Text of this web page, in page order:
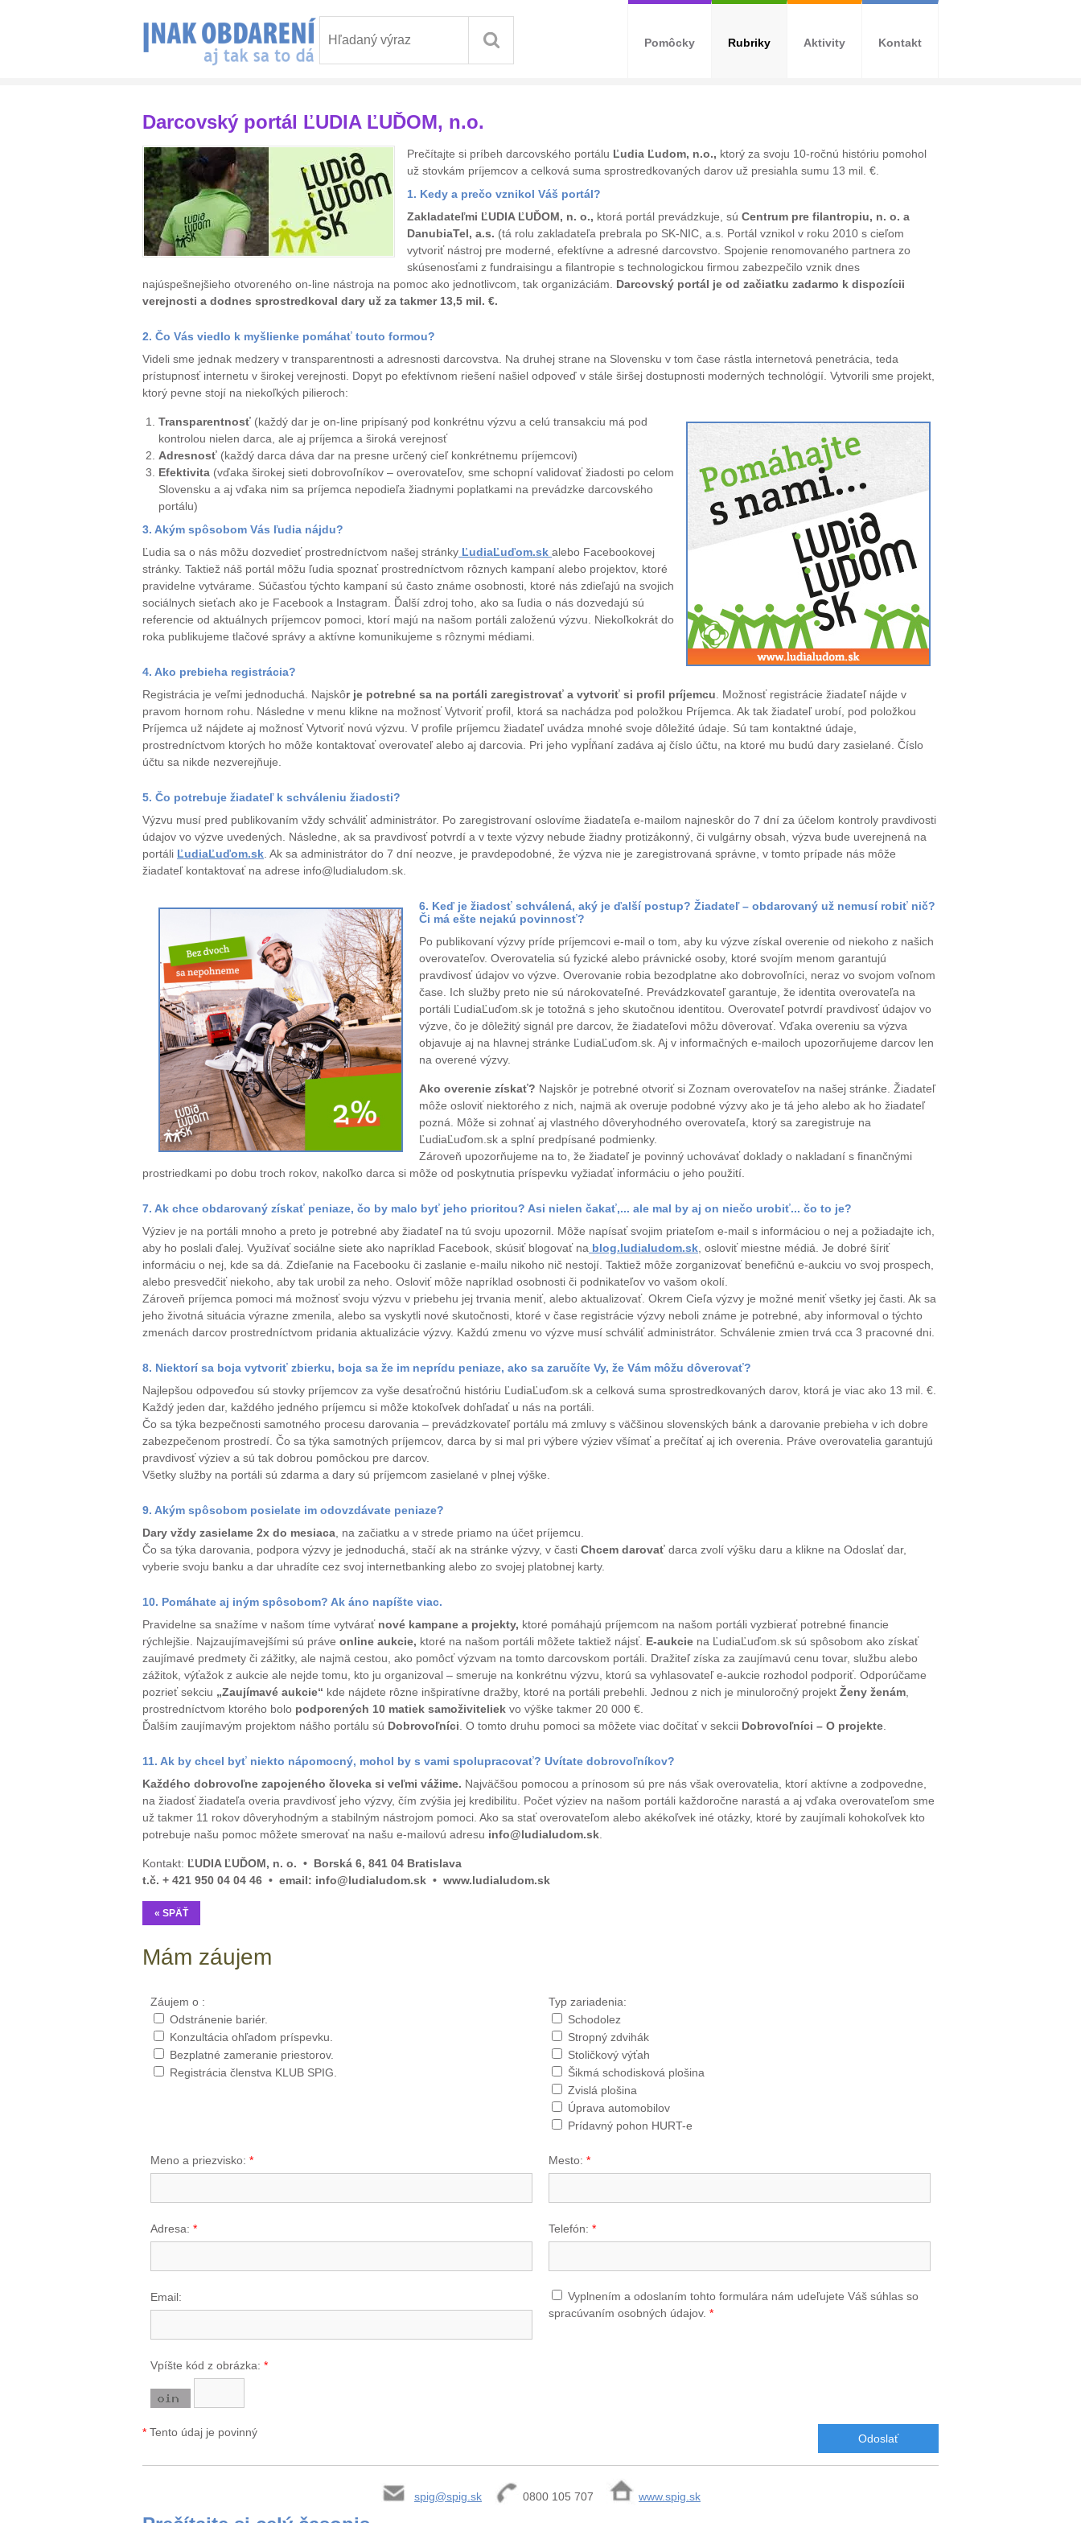
Darcovský portál ĽUDIA ĽUĎOM, n.o.
Prečítajte si príbeh darcovského portálu Ľudia Ľudom, n.o., ktorý za svoju 10-ročnú históriu pomohol
už stovkám príjemcov a celková suma sprostredkovaných darov už presiahla sumu 13 mil. €.
1. Kedy a prečo vznikol Váš portál?
Zakladateľmi ĽUDIA ĽUĎOM, n. o., ktorá portál prevádzkuje, sú Centrum pre filantropiu, n. o. a
DanubiaTel, a.s. (tá rolu zakladateľa prebrala po SK-NIC, a.s. Portál vznikol v roku 2010 s cieľom
vytvoriť nástroj pre moderné, efektívne a adresné darcovstvo. Spojenie renomovaného partnera zo
skúsenosťami z fundraisingu a filantropie s technologickou firmou zabezpečilo vznik dnes
najúspešnejšieho otvoreného on-line nástroja na pomoc ako jednotlivcom, tak organizáciám. Darcovský portál je od začiatku zadarmo k dispozícii
verejnosti a dodnes sprostredkoval dary už za takmer 13,5 mil. €.
2. Čo Vás viedlo k myšlienke pomáhať touto formou?
Videli sme jednak medzery v transparentnosti a adresnosti darcovstva. Na druhej strane na Slovensku v tom čase rástla internetová penetrácia, teda
prístupnosť internetu v širokej verejnosti. Dopyt po efektívnom riešení našiel odpoveď v stále širšej dostupnosti moderných technológií. Vytvorili sme projekt,
ktorý pevne stojí na niekoľkých pilieroch:
Transparentnosť (každý dar je on-line pripísaný pod konkrétnu výzvu a celú transakciu má pod
kontrolou nielen darca, ale aj príjemca a široká verejnosť
Adresnosť (každý darca dáva dar na presne určený cieľ konkrétnemu príjemcovi)
Efektivita (vďaka širokej sieti dobrovoľníkov – overovateľov, sme schopní validovať žiadosti po celom
Slovensku a aj vďaka nim sa príjemca nepodieľa žiadnymi poplatkami na prevádzke darcovského
portálu)
3. Akým spôsobom Vás ľudia nájdu?
Ľudia sa o nás môžu dozvedieť prostredníctvom našej stránky ĽudiaĽuďom.sk alebo Facebookovej
stránky. Taktiež náš portál môžu ľudia spoznať prostredníctvom rôznych kampaní alebo projektov, ktoré
pravidelne vytvárame. Súčasťou týchto kampaní sú často známe osobnosti, ktoré nás zdieľajú na svojich
sociálnych sieťach ako je Facebook a Instagram. Ďalší zdroj toho, ako sa ľudia o nás dozvedajú sú
referencie od aktuálnych príjemcov pomoci, ktorí majú na našom portáli založenú výzvu. Niekoľkokrát do
roka publikujeme tlačové správy a aktívne komunikujeme s rôznymi médiami.
4. Ako prebieha registrácia?
Registrácia je veľmi jednoduchá. Najskôr je potrebné sa na portáli zaregistrovať a vytvoriť si profil príjemcu . Možnosť registrácie žiadateľ nájde v
pravom hornom rohu. Následne v menu klikne na možnosť Vytvoriť profil, ktorá sa nachádza pod položkou Príjemca. Ak tak žiadateľ urobí, pod položkou
Príjemca už nájdete aj možnosť Vytvoriť novú výzvu. V profile príjemcu žiadateľ uvádza mnohé svoje dôležité údaje. Sú tam kontaktné údaje,
prostredníctvom ktorých ho môže kontaktovať overovateľ alebo aj darcovia. Pri jeho vypĺňaní zadáva aj číslo účtu, na ktoré mu budú dary zasielané. Číslo
účtu sa nikde nezverejňuje.
5. Čo potrebuje žiadateľ k schváleniu žiadosti?
Výzvu musí pred publikovaním vždy schváliť administrátor. Po zaregistrovaní oslovíme žiadateľa e-mailom najneskôr do 7 dní za účelom kontroly pravdivosti
údajov vo výzve uvedených. Následne, ak sa pravdivosť potvrdí a v texte výzvy nebude žiadny protizákonný, či vulgárny obsah, výzva bude uverejnená na
portáli ĽudiaĽuďom.sk . Ak sa administrátor do 7 dní neozve, je pravdepodobné, že výzva nie je zaregistrovaná správne, v tomto prípade nás môže
žiadateľ kontaktovať na adrese info@ludialudom.sk.
6. Keď je žiadosť schválená, aký je ďalší postup? Žiadateľ – obdarovaný už nemusí robiť nič?
Či má ešte nejakú povinnosť?
Po publikovaní výzvy príde príjemcovi e-mail o tom, aby ku výzve získal overenie od niekoho z našich
overovateľov. Overovatelia sú fyzické alebo právnické osoby, ktoré svojím menom garantujú
pravdivosť údajov vo výzve. Overovanie robia bezodplatne ako dobrovoľníci, neraz vo svojom voľnom
čase. Ich služby preto nie sú nárokovateľné. Prevádzkovateľ garantuje, že identita overovateľa na
portáli ĽudiaĽuďom.sk je totožná s jeho skutočnou identitou. Overovateľ potvrdí pravdivosť údajov vo
výzve, čo je dôležitý signál pre darcov, že žiadateľovi môžu dôverovať. Vďaka overeniu sa výzva
objavuje aj na hlavnej stránke ĽudiaĽuďom.sk. Aj v informačných e-mailoch upozorňujeme darcov len
na overené výzvy.
Ako overenie získať? Najskôr je potrebné otvoriť si Zoznam overovateľov na našej stránke. Žiadateľ
môže osloviť niektorého z nich, najmä ak overuje podobné výzvy ako je tá jeho alebo ak ho žiadateľ
pozná. Môže si zohnať aj vlastného dôveryhodného overovateľa, ktorý sa zaregistruje na
ĽudiaĽuďom.sk a splní predpísané podmienky.
Zároveň upozorňujeme na to, že žiadateľ je povinný uchovávať doklady o nakladaní s finančnými
prostriedkami po dobu troch rokov, nakoľko darca si môže od poskytnutia príspevku vyžiadať informáciu o jeho použití.
7. Ak chce obdarovaný získať peniaze, čo by malo byť jeho prioritou? Asi nielen čakať,... ale mal by aj on niečo urobiť... čo to je?
Výziev je na portáli mnoho a preto je potrebné aby žiadateľ na tú svoju upozornil. Môže napísať svojim priateľom e-mail s informáciou o nej a požiadajte ich,
aby ho poslali ďalej. Využívať sociálne siete ako napríklad Facebook, skúsiť blogovať na blog.ludialudom.sk , osloviť miestne médiá. Je dobré šíriť
informáciu o nej, kde sa dá. Zdieľanie na Facebooku či zaslanie e-mailu nikoho nič nestojí. Taktiež môže zorganizovať benefičnú e-aukciu vo svoj prospech,
alebo presvedčiť niekoho, aby tak urobil za neho. Osloviť môže napríklad osobnosti či podnikateľov vo vašom okolí.
Zároveň príjemca pomoci má možnosť svoju výzvu v priebehu jej trvania meniť, alebo aktualizovať. Okrem Cieľa výzvy je možné meniť všetky jej časti. Ak sa
jeho životná situácia výrazne zmenila, alebo sa vyskytli nové skutočnosti, ktoré v čase registrácie výzvy neboli známe je potrebné, aby informoval o týchto
zmenách darcov prostredníctvom pridania aktualizácie výzvy. Každú zmenu vo výzve musí schváliť administrátor. Schválenie zmien trvá cca 3 pracovné dni.
8. Niektorí sa boja vytvoriť zbierku, boja sa že im neprídu peniaze, ako sa zaručíte Vy, že Vám môžu dôverovať?
Najlepšou odpoveďou sú stovky príjemcov za vyše desaťročnú históriu ĽudiaĽuďom.sk a celková suma sprostredkovaných darov, ktorá je viac ako 13 mil. €.
Každý jeden dar, každého jedného príjemcu si môže ktokoľvek dohľadať u nás na portáli.
Čo sa týka bezpečnosti samotného procesu darovania – prevádzkovateľ portálu má zmluvy s väčšinou slovenských bánk a darovanie prebieha v ich dobre
zabezpečenom prostredí. Čo sa týka samotných príjemcov, darca by si mal pri výbere výziev všímať a prečítať aj ich overenia. Práve overovatelia garantujú
pravdivosť výziev a sú tak dobrou pomôckou pre darcov.
Všetky služby na portáli sú zdarma a dary sú príjemcom zasielané v plnej výške.
9. Akým spôsobom posielate im odovzdávate peniaze?
Dary vždy zasielame 2x do mesiaca , na začiatku a v strede priamo na účet príjemcu.
Čo sa týka darovania, podpora výzvy je jednoduchá, stačí ak na stránke výzvy, v časti Chcem darovať darca zvolí výšku daru a klikne na Odoslať dar,
vyberie svoju banku a dar uhradíte cez svoj internetbanking alebo zo svojej platobnej karty.
10. Pomáhate aj iným spôsobom? Ak áno napíšte viac.
Pravidelne sa snažíme v našom tíme vytvárať nové kampane a projekty, ktoré pomáhajú príjemcom na našom portáli vyzbierať potrebné financie
rýchlejšie. Najzaujímavejšími sú práve online aukcie, ktoré na našom portáli môžete taktiež nájsť. E-aukcie na ĽudiaĽuďom.sk sú spôsobom ako získať
zaujímavé predmety či zážitky, ale najmä cestou, ako pomôcť výzvam na tomto darcovskom portáli. Dražiteľ získa za zaujímavú cenu tovar, službu alebo
zážitok, výťažok z aukcie ale nejde tomu, kto ju organizoval – smeruje na konkrétnu výzvu, ktorú sa vyhlasovateľ e-aukcie rozhodol podporiť. Odporúčame
pozrieť sekciu „Zaujímavé aukcie“ kde nájdete rôzne inšpiratívne dražby, ktoré na portáli prebehli. Jednou z nich je minuloročný projekt Ženy ženám
prostredníctvom ktorého bolo podporených 10 matiek samoživiteliek vo výške takmer 20 000 €.
Ďalším zaujímavým projektom nášho portálu sú Dobrovoľníci . O tomto druhu pomoci sa môžete viac dočítať v sekcii Dobrovoľníci – O projekte
11. Ak by chcel byť niekto nápomocný, mohol by s vami spolupracovať? Uvítate dobrovoľníkov?
Každého dobrovoľne zapojeného človeka si veľmi vážime. Najväčšou pomocou a prínosom sú pre nás však overovatelia, ktorí aktívne a zodpovedne,
na žiadosť žiadateľa overia pravdivosť jeho výzvy, čím zvýšia jej kredibilitu. Počet výziev na našom portáli každoročne narastá a aj vďaka overovateľom sme
už takmer 11 rokov dôveryhodným a stabilným nástrojom pomoci. Ako sa stať overovateľom alebo akékoľvek iné otázky, ktoré by zaujímali kohokoľvek kto
potrebuje našu pomoc môžete smerovať na našu e-mailovú adresu info@ludialudom.sk
Kontakt: ĽUDIA ĽUĎOM, n. o. • Borská 6, 841 04 Bratislava
t.č. + 421 950 04 04 46 • email: info@ludialudom.sk • www.ludialudom.sk
« SPÄŤ
Mám záujem
Záujem o :
Odstránenie bariér.
Konzultácia ohľadom príspevku.
Bezplatné zameranie priestorov.
Registrácia členstva KLUB SPIG.
Typ zariadenia:
Schodolez
Stropný zdvihák
Stoličkový výťah
Šikmá schodisková plošina
Zvislá plošina
Úprava automobilov
Prídavný pohon HURT-e
Meno a priezvisko: * Mesto: *
Adresa: * Telefón: *
Email:
Vyplnením a odoslaním tohto formulára nám udeľujete Váš súhlas so
spracúvaním osobných údajov. *
Vpíšte kód z obrázka: *
* Tento údaj je povinný
spig@spig.sk 0800 105 707 www.spig.sk
Pomôcky Rubriky Aktivity Kontakt